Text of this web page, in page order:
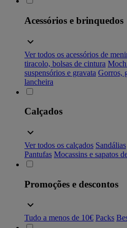
Acessórios e brinquedos
Ver todos os acessórios de
tiracolo, bolsas de cintura
suspensórios e gravata Gorros,
lancheira
Calçados
Ver todos os calçados Sandálias
Pantufas Mocassins e sapatos
Promoções e descontos
Tudo a menos de 10€ Packs